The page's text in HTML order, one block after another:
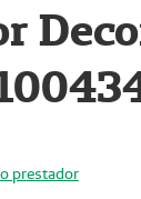
prestador